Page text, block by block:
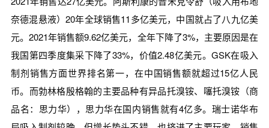
奈德混悬液）20年全球销售11多亿美元，中国就占了八九亿美
元。2021年销售额9.62亿美元，全年下降了3%，主要原因是在
我国第四季度集采下降了33%，价值2.48亿美元。GSK在吸入
制剂销售方面世界排名第一，在中国销售额就超过15亿人民
币。而勃林格殷格翰的主要品种有异品托溴铵、噻托溴铵（商
品名：思力华），思力华在国内销售就有4亿多。瑞士诺华布